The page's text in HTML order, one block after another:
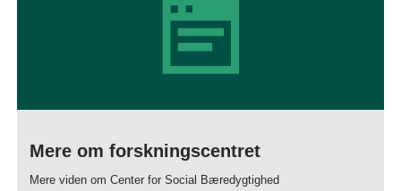
Mere om forskningscentret
Mere viden om Center for Social Bæredygtighed